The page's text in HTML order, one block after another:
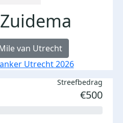
van Utrecht
Utrecht 2026
Streefbedrag
€500